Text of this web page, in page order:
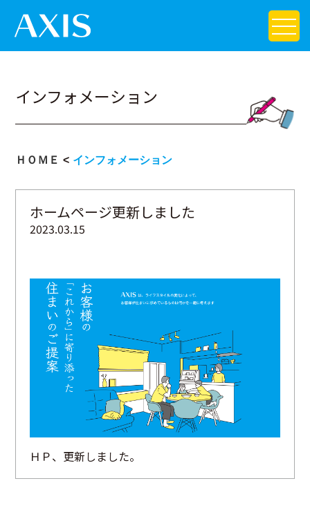
インフォメーション
ＨＯＭＥ インフォメーション
ホームページ更新しました
2023.03.15
ＨＰ、更新しました。